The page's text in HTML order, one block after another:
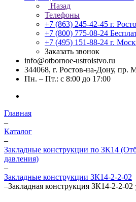
Назад
Телефоны
+7 (863) 245-42-45 г.
+7 (800) 775-08-24
+7 (495) 151-88-24 г.
Заказать звонок
info@otbornoe-ustroistvo.ru
344068, г. Ростов-на-Дону, пр.
Пн. – Пт.: с 8:00 до 17:00
Главная
–
Каталог
–
Закладные конструкции по ЗК14
давления)
–
Закладные конструкции ЗК14-2-2-02
–Закладная конструкция ЗК14-2-2-02